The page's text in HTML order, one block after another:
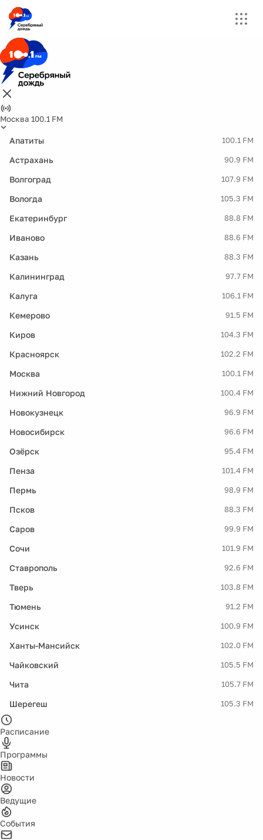
Москва 100.1 FM
Апатиты 100.1 FM
Астрахань 90.9 FM
Волгоград 107.9 FM
Вологда 105.3 FM
Екатеринбург 88.8 FM
Иваново 88.6 FM
Казань 88.3 FM
Калининград 97.7 FM
Калуга 106.1 FM
Кемерово 91.5 FM
Киров 104.3 FM
Красноярск 102.2 FM
Москва 100.1 FM
Нижний Новгород 100.4 FM
Новокузнецк 96.9 FM
Новосибирск 96.6 FM
Озёрск 95.4 FM
Пенза 101.4 FM
Пермь 98.9 FM
Псков 88.3 FM
Саров 99.9 FM
Сочи 101.9 FM
Ставрополь 92.6 FM
Тверь 103.8 FM
Тюмень 91.2 FM
Усинск 100.9 FM
Ханты-Мансийск 102.0 FM
Чайковский 105.5 FM
Чита 105.7 FM
Шерегеш 105.3 FM
Расписание
Программы
Новости
Ведущие
События